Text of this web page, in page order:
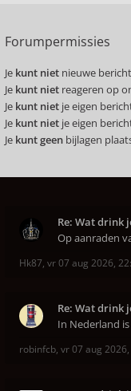
Forumpermissies
Je kunt niet nieuwe
Je kunt niet reageren op
Je kunt niet je eigen
Je kunt niet je eigen
Je kunt geen bijlagen
Re: Wat drink
Op aanraden
Hk87, vr 07 aug 2026,
Re: Wat drink
In Nederland
robinfcb, vr 07 aug